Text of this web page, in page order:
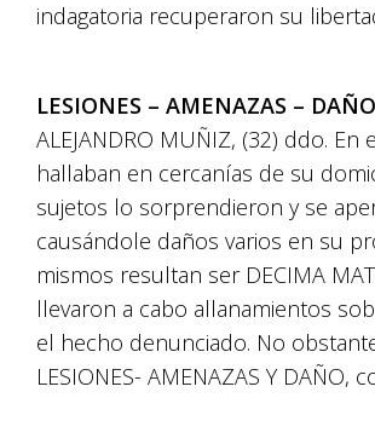
indagatoria recuperaron su
LESIONES – AMENAZAS –
ALEJANDRO MUÑIZ, (32) ddo.
hallaban en cercanías de su
sujetos lo sorprendieron y se
causándole daños varios en su
mismos resultan ser DECIMA
llevaron a cabo allanamientos
el hecho denunciado. No
LESIONES- AMENAZAS Y